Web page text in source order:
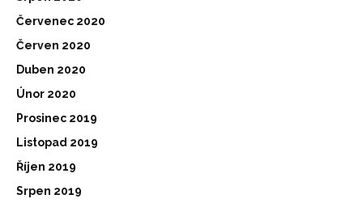
Červenec 2020
Červen 2020
Duben 2020
Únor 2020
Prosinec 2019
Listopad 2019
Říjen 2019
Srpen 2019